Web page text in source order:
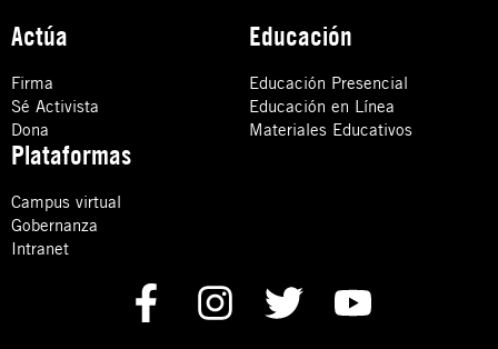
Actúa
Firma
Sé Activista
Dona
Educación
Educación Presencial
Educación en Línea
Materiales Educativos
Plataformas
Campus virtual
Gobernanza
Intranet